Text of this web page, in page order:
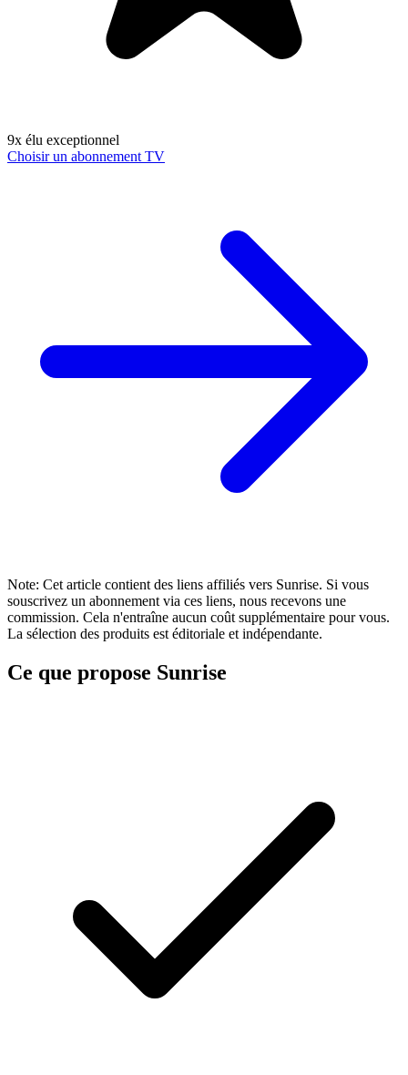
9x élu exceptionnel
Choisir un abonnement TV
Note: Cet article contient des liens affiliés vers Sunrise. Si vous
souscrivez un abonnement via ces liens, nous recevons une
commission. Cela n'entraîne aucun coût supplémentaire pour vous.
La sélection des produits est éditoriale et indépendante.
Ce que propose Sunrise